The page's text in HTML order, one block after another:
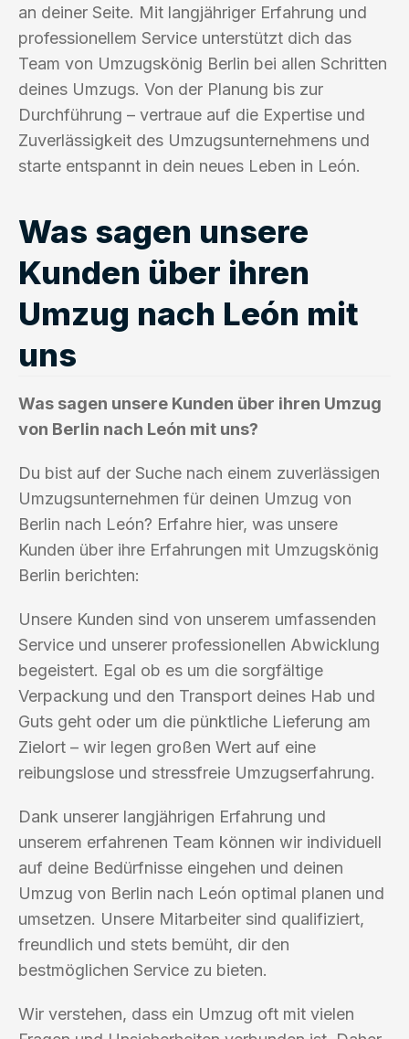
an deiner Seite. Mit langjähriger Erfahrung und
professionellem Service unterstützt dich das
Team von Umzugskönig Berlin bei allen Schritten
deines Umzugs. Von der Planung bis zur
Durchführung – vertraue auf die Expertise und
Zuverlässigkeit des Umzugsunternehmens und
starte entspannt in dein neues Leben in León.
Was sagen unsere
Kunden über ihren
Umzug nach León mit
uns
Was sagen unsere Kunden über ihren Umzug
von Berlin nach León mit uns?
Du bist auf der Suche nach einem zuverlässigen
Umzugsunternehmen für deinen Umzug von
Berlin nach León? Erfahre hier, was unsere
Kunden über ihre Erfahrungen mit Umzugskönig
Berlin berichten:
Unsere Kunden sind von unserem umfassenden
Service und unserer professionellen Abwicklung
begeistert. Egal ob es um die sorgfältige
Verpackung und den Transport deines Hab und
Guts geht oder um die pünktliche Lieferung am
Zielort – wir legen großen Wert auf eine
reibungslose und stressfreie Umzugserfahrung.
Dank unserer langjährigen Erfahrung und
unserem erfahrenen Team können wir individuell
auf deine Bedürfnisse eingehen und deinen
Umzug von Berlin nach León optimal planen und
umsetzen. Unsere Mitarbeiter sind qualifiziert,
freundlich und stets bemüht, dir den
bestmöglichen Service zu bieten.
Wir verstehen, dass ein Umzug oft mit vielen